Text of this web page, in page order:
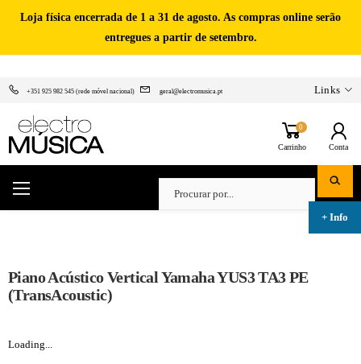
Loja física encerrada de 1 a 31 de agosto. As compras online serão
entregues a partir de setembro.
+351 925 982 545 (rede móvel nacional) geral@electromusica.pt Links
0
Carrinho Conta
Piano Acústico Vertical Yamaha YUS3 TA3 PE
(TransAcoustic)
Loading...